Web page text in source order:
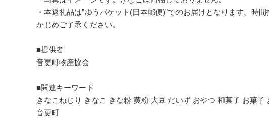
・本返礼品は”ゆうパケット(日本郵便)”でのお届けとなります。時
かじめご了承ください。
■提供者
音更町物産協会
■関連キーワード
きなこねじり きなこ きな粉 黄粉 大豆 だいず おやつ 和菓子 お菓子
音更町